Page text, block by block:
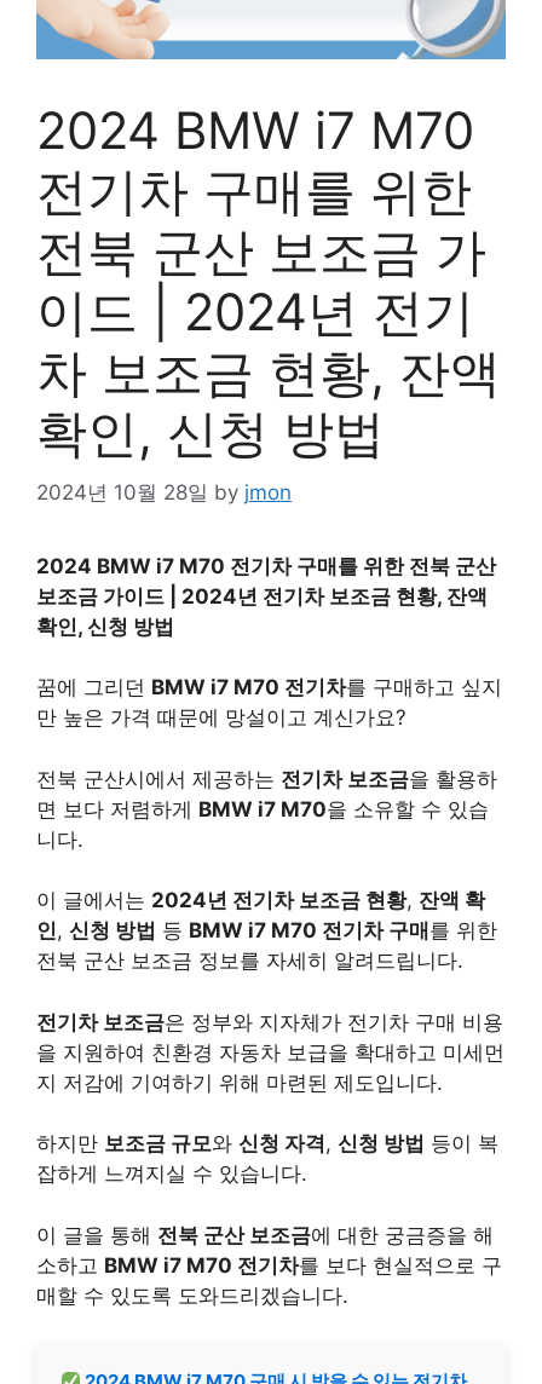
2024 BMW i7 M70
전기차 구매를 위한
전북 군산 보조금 가
이드 | 2024년 전기
차 보조금 현황, 잔액
확인, 신청 방법
2024년 10월 28일 by jmon
2024 BMW i7 M70 전기차 구매를 위한 전북 군산
보조금 가이드 | 2024년 전기차 보조금 현황, 잔액
확인, 신청 방법
꿈에 그리던 BMW i7 M70 전기차를 구매하고 싶지
만 높은 가격 때문에 망설이고 계신가요?
전북 군산시에서 제공하는 전기차 보조금을 활용하
면 보다 저렴하게 BMW i7 M70을 소유할 수 있습
니다.
이 글에서는 2024년 전기차 보조금 현황, 잔액 확
인, 신청 방법 등 BMW i7 M70 전기차 구매 를 위한
전북 군산 보조금 정보를 자세히 알려드립니다.
전기차 보조금은 정부와 지자체가 전기차 구매 비용
을 지원하여 친환경 자동차 보급을 확대하고 미세먼
지 저감에 기여하기 위해 마련된 제도입니다.
하지만 보조금 규모와 신청 자격, 신청 방법 등이 복
잡하게 느껴지실 수 있습니다.
이 글을 통해 전북 군산 보조금에 대한 궁금증을 해
소하고 BMW i7 M70 전기차를 보다 현실적으로 구
매할 수 있도록 도와드리겠습니다.